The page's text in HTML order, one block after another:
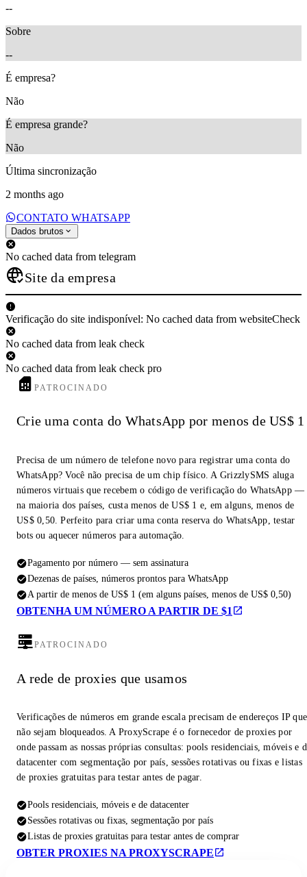
--
Sobre
--
É empresa?
Não
É empresa grande?
Não
Última sincronização
2 months ago
CONTATO WHATSAPP
Dados brutos
No cached data from telegram
Site da empresa
Verificação do site indisponível: No cached data from websiteCheck
No cached data from leak check
No cached data from leak check pro
PATROCINADO
Crie uma conta do WhatsApp por menos de US$ 1
Precisa de um número de telefone novo para registrar uma conta do
WhatsApp? Você não precisa de um chip físico. A GrizzlySMS aluga
números virtuais que recebem o código de verificação do WhatsApp —
na maioria dos países, custa menos de US$ 1 e, em alguns, menos de
US$ 0,50. Perfeito para criar uma conta reserva do WhatsApp, testar
bots ou aquecer números para automação.
Pagamento por número — sem assinatura
Dezenas de países, números prontos para WhatsApp
A partir de menos de US$ 1 (em alguns países, menos de US$ 0,50)
OBTENHA UM NÚMERO A PARTIR DE $1
PATROCINADO
A rede de proxies que usamos
Verificações de números em grande escala precisam de endereços IP que
não sejam bloqueados. A ProxyScrape é o fornecedor de proxies por
onde passam as nossas próprias consultas: pools residenciais, móveis e
datacenter com segmentação por país, sessões rotativas ou fixas e listas
de proxies gratuitas para testar antes de pagar.
Pools residenciais, móveis e de datacenter
Sessões rotativas ou fixas, segmentação por país
Listas de proxies gratuitas para testar antes de comprar
OBTER PROXIES NA PROXYSCRAPE